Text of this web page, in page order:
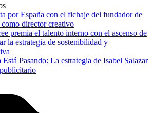
por España con el fichaje del fundador de
director creativo
premia el talento interno con el ascenso de
la estrategia de sostenibilidad y
Pasando: La estrategia de Isabel Salazar